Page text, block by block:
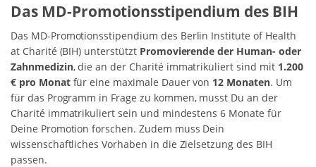
Das MD-Promotionsstipendium des BIH
Das MD-Promotionsstipendium des Berlin Institute of Health
at Charité (BIH) unterstützt Promovierende der Human- oder
Zahnmedizin, die an der Charité immatrikuliert sind mit 1.200
€ pro Monatfür eine maximale Dauer von 12 Monaten. Um
für das Programm in Frage zu kommen, musst Du an der
Charité immatrikuliert sein und mindestens 6 Monate für
Deine Promotion forschen. Zudem muss Dein
wissenschaftliches Vorhaben in die Zielsetzung des BIH
passen.